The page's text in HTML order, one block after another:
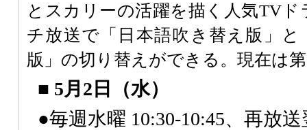
とスカリーの活躍を描く人気TV
チ放送で「日本語吹き替え版」と
版」の切り替えができる。現在は
■ 5月2日（水）
●毎週水曜 10:30-10:45、再放